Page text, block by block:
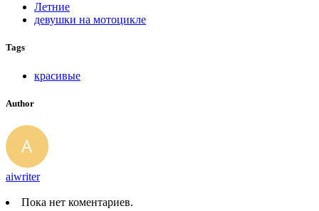
Летние
девушки на мотоцикле
Tags
красивые
Author
aiwriter
Пока нет коментариев.